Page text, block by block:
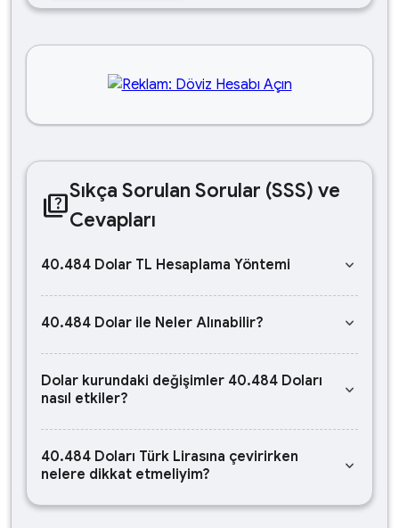
quizSıkça Sorulan Sorular (SSS) ve
Cevapları
40.484 Dolar TL Hesaplama Yöntemi keyboard_arrow_down
40.484 Dolar ile Neler Alınabilir? keyboard_arrow_down
Dolar kurundaki değişimler 40.484 Doları
nasıl etkiler?
keyboard_arrow_down
40.484 Doları Türk Lirasına çevirirken
nelere dikkat etmeliyim?
keyboard_arrow_down